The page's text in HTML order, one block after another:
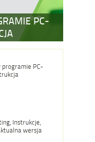
PC-
programie PC-
Instrukcje,
wersja